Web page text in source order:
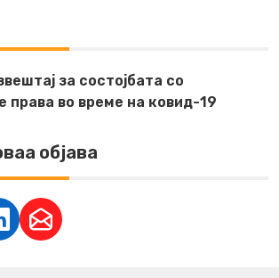
за состојбата со
права во време на ковид-19
објава